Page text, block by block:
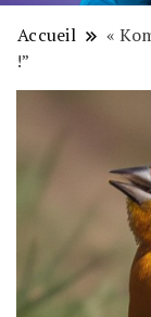
Accueil
«
!”